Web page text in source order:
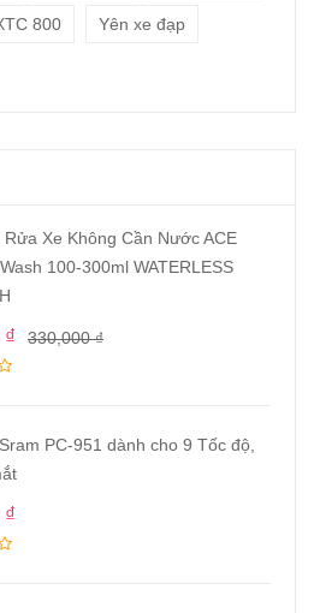
800 Yên xe đạp
Rửa Xe Không Cần Nước ACE
100-300ml WATERLESS
330,000₫
₫
PC-951 dành cho 9 Tốc độ,
₫